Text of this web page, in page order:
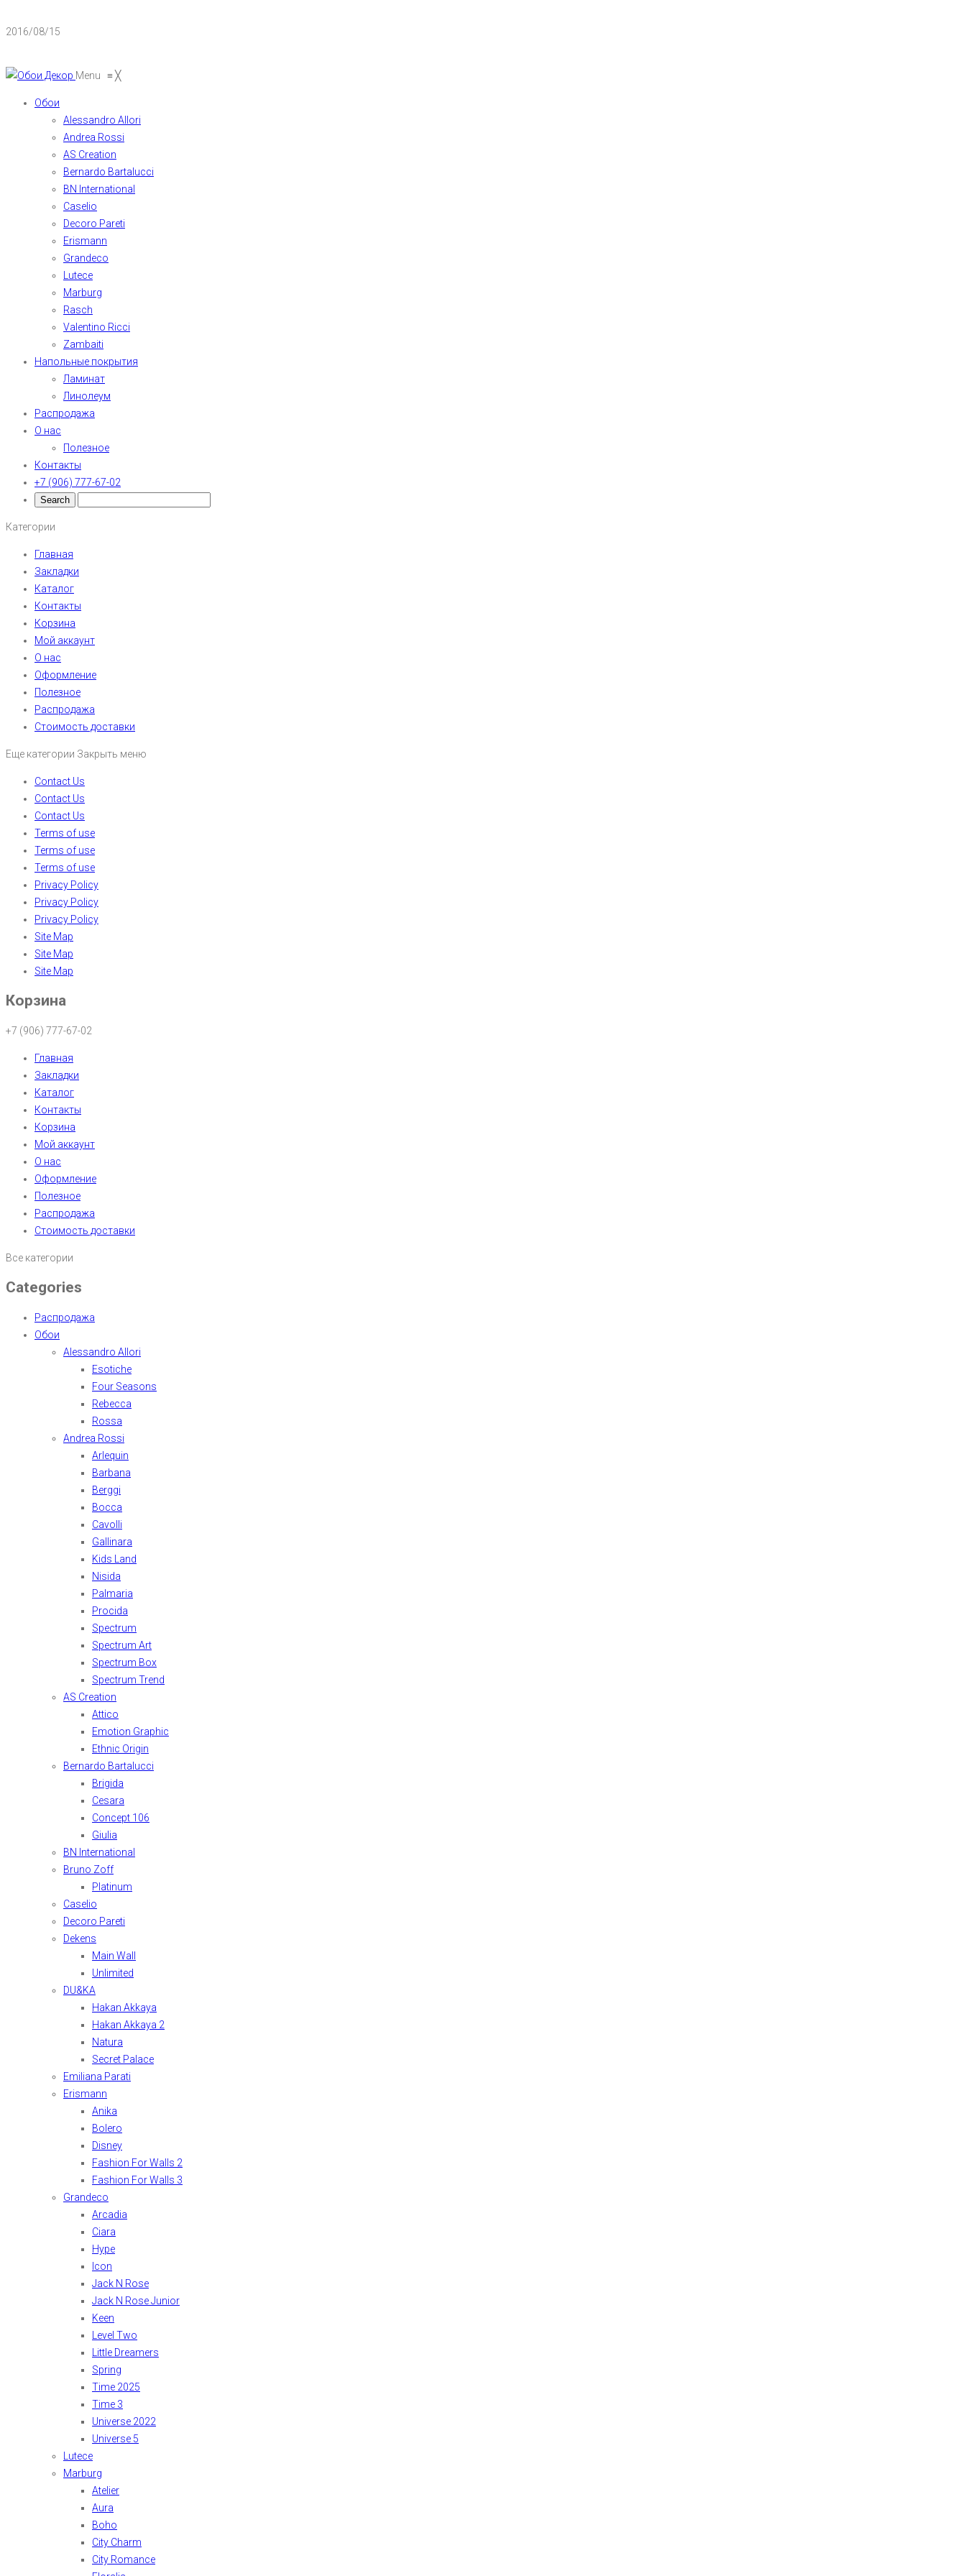
2016/08/15
Menu ≡╳
Обои
Alessandro Allori
Andrea Rossi
AS Creation
Bernardo Bartalucci
BN International
Caselio
Decoro Pareti
Erismann
Grandeco
Lutece
Marburg
Rasch
Valentino Ricci
Zambaiti
Напольные покрытия
Ламинат
Линолеум
Распродажа
О нас
Полезное
Контакты
+7 (906) 777-67-02
Категории
Главная
Закладки
Каталог
Контакты
Корзина
Мой аккаунт
О нас
Оформление
Полезное
Распродажа
Стоимость доставки
Еще категории Закрыть меню
Contact Us
Contact Us
Contact Us
Terms of use
Terms of use
Terms of use
Privacy Policy
Privacy Policy
Privacy Policy
Site Map
Site Map
Site Map
Корзина
+7 (906) 777-67-02
Главная
Закладки
Каталог
Контакты
Корзина
Мой аккаунт
О нас
Оформление
Полезное
Распродажа
Стоимость доставки
Все категории
Categories
Распродажа
Обои
Alessandro Allori
Esotiche
Four Seasons
Rebecca
Rossa
Andrea Rossi
Arlequin
Barbana
Berggi
Bocca
Cavolli
Gallinara
Kids Land
Nisida
Palmaria
Procida
Spectrum
Spectrum Art
Spectrum Box
Spectrum Trend
AS Creation
Attico
Emotion Graphic
Ethnic Origin
Bernardo Bartalucci
Brigida
Cesara
Concept 106
Giulia
BN International
Bruno Zoff
Platinum
Caselio
Decoro Pareti
Dekens
Main Wall
Unlimited
DU&KA
Hakan Akkaya
Hakan Akkaya 2
Natura
Secret Palace
Emiliana Parati
Erismann
Anika
Bolero
Disney
Fashion For Walls 2
Fashion For Walls 3
Grandeco
Arcadia
Ciara
Hype
Icon
Jack N Rose
Jack N Rose Junior
Keen
Level Two
Little Dreamers
Spring
Time 2025
Time 3
Universe 2022
Universe 5
Lutece
Marburg
Atelier
Aura
Boho
City Charm
City Romance